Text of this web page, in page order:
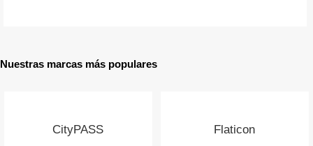
Nuestras marcas más populares
CityPASS Flaticon